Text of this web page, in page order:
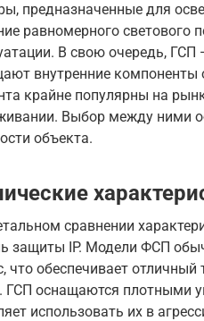
предназначенные для
равномерного
В свою очередь, ГСП
внутренние компоненты
крайне популярны на
Выбор между ними
объекта.
сравнении
защиты IP. Модели ФСП
что обеспечивает
ГСП оснащаются плотными
использовать их в